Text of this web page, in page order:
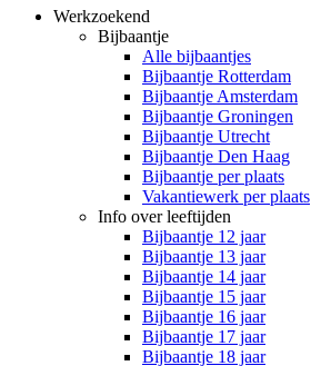
Werkzoekend
Bijbaantje
Alle bijbaantjes
Bijbaantje Rotterdam
Bijbaantje Amsterdam
Bijbaantje Groningen
Bijbaantje Utrecht
Bijbaantje Den Haag
Bijbaantje per plaats
Vakantiewerk per plaats
Info over leeftijden
Bijbaantje 12 jaar
Bijbaantje 13 jaar
Bijbaantje 14 jaar
Bijbaantje 15 jaar
Bijbaantje 16 jaar
Bijbaantje 17 jaar
Bijbaantje 18 jaar